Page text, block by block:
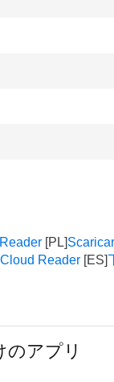
Reader
のアプリ